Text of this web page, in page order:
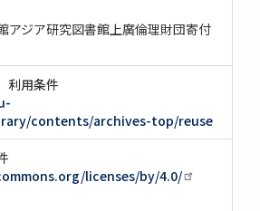
アジア研究図書館上廣倫理財団寄付
利用条件
contents/archives-top/reuse
licenses/by/4.0/